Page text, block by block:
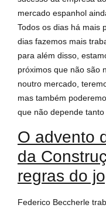
mercado espanhol
Todos os dias há mais
dias fazemos mais
para além disso,
próximos que não são
noutro mercado,
mas também
que não depende tanto
O advento
da
regras do
Federico Beccherle